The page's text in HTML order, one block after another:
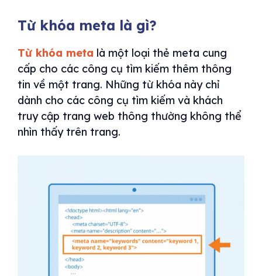
Từ khóa meta là gì?
Từ khóa meta là một loại thẻ meta cung
cấp cho các công cụ tìm kiếm thêm thông
tin về một trang. Những từ khóa này chỉ
dành cho các công cụ tìm kiếm và khách
truy cập trang web thông thường không thể
nhìn thấy trên trang.